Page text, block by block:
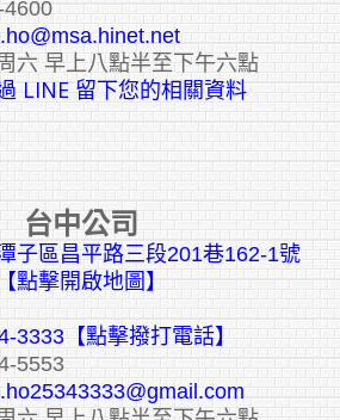
4600
六 早上八點半至下午六點
LINE 留下您的相關資料
台中公司
子區昌平路三段201巷162-1號
點擊開啟地圖】
3333 【點擊撥打電話】
5553